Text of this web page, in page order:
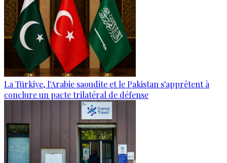
La Türkiye, l'Arabie saoudite et le Pakistan s'apprêtent à
conclure un pacte trilatéral de défense